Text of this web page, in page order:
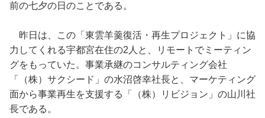
前の七夕の日のことである。
昨日は、この「東雲羊羹復活・再生プロジェクト」に協
力してくれる宇都宮在住の2人と、リモートでミーティン
グをもっていた。事業承継のコンサルティング会社
「（株）サクシード」の水沼啓幸社長と、マーケティング
面から事業再生を支援する「（株）リビジョン」の山川社
長である。